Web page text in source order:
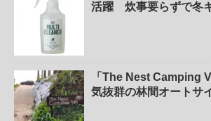
活躍 炊事要らずで冬
「The Nest Camping
気抜群の林間オートサ